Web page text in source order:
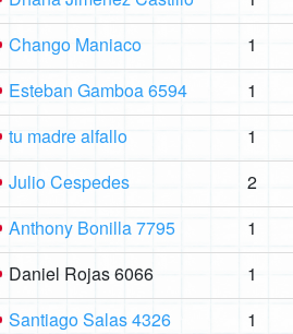
Chango Maniaco 1
Esteban Gamboa 6594 1
tu madre alfallo 1
Julio Cespedes 2
Anthony Bonilla 7795 1
Daniel Rojas 6066 1
Santiago Salas 4326 1